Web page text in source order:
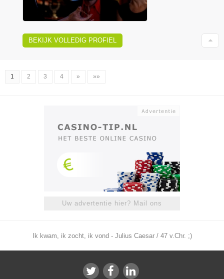
BEKIJK VOLLEDIG PROFIEL
1 2 3 4 » »»
Uw advertentie hier? Mail ons
Ik kwam, ik zocht, ik vond - Julius Caesar / 47 v.Chr. ;)